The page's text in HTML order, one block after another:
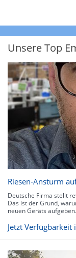
Unsere Top
Riesen-Ansturm
Deutsche Firma stellt
Das ist der Grund,
neuen Geräts aufgeben.
Jetzt